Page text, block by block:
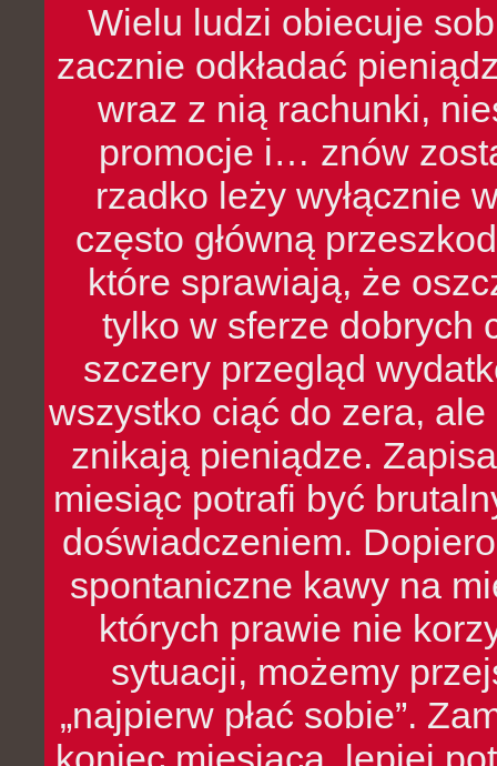
Wielu ludzi obiecuje
zacznie odkładać
wraz z nią rachunki,
promocje i… znów
rzadko leży wyłącznie
często główną
które sprawiają, że
tylko w sferze dobrych
szczery przegląd
wszystko ciąć do zera,
znikają pieniądze.
miesiąc potrafi być
doświadczeniem.
spontaniczne kawy na
których prawie nie
sytuacji, możemy
„najpierw płać sobie”.